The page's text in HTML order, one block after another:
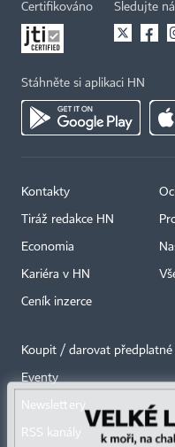
Certifikováno Sledujte
Stáhněte si aplikaci HN
Kontakty
Tiráž redakce HN
Economia
Kariéra v HN
Ceník inzerce
Koupit / darovat předplatné
Eventy
Newslettery
RSS kanály